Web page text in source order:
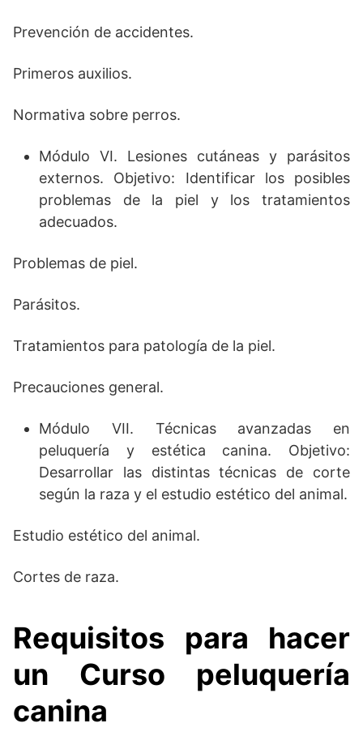
Prevención de accidentes.
Primeros auxilios.
Normativa sobre perros.
Módulo VI. Lesiones cutáneas y parásitos
externos. Objetivo: Identificar los posibles
problemas de la piel y los tratamientos
adecuados.
Problemas de piel.
Parásitos.
Tratamientos para patología de la piel.
Precauciones general.
Módulo VII. Técnicas avanzadas en
peluquería y estética canina. Objetivo:
Desarrollar las distintas técnicas de corte
según la raza y el estudio estético del animal.
Estudio estético del animal.
Cortes de raza.
Requisitos para hacer
un Curso peluquería
canina